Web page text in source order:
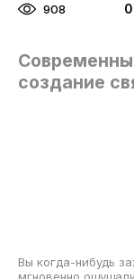
908 0
создание
Вы когда-нибудь